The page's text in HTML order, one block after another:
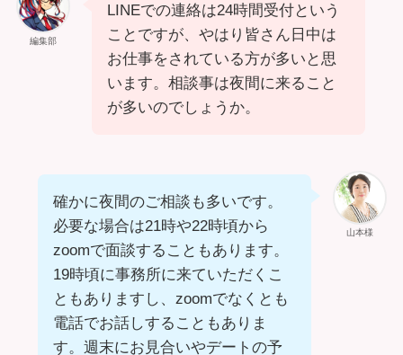
編集部
LINEでの連絡は24時間受付という
ことですが、やはり皆さん日中は
お仕事をされている方が多いと思
います。相談事は夜間に来ること
が多いのでしょうか。
山本様
確かに夜間のご相談も多いです。
必要な場合は21時や22時頃から
zoomで面談することもあります。
19時頃に事務所に来ていただくこ
ともありますし、zoomでなくとも
電話でお話しすることもありま
す。週末にお見合いやデートの予